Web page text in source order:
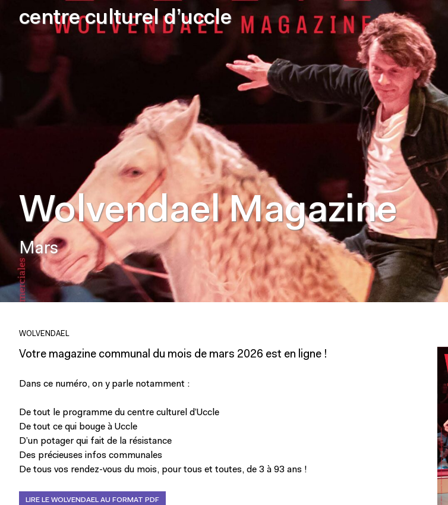
centre culturel d’uccle
Wolvendael Magazine
Mars
WOLVENDAEL
Votre magazine communal du mois de mars 2026 est en ligne !
Dans ce numéro, on y parle notamment :
De tout le programme du centre culturel d’Uccle
De tout ce qui bouge à Uccle
D’un potager qui fait de la résistance
Des précieuses infos communales
De tous vos rendez-vous du mois, pour tous et toutes, de 3 à 93 ans !
LIRE LE WOLVENDAEL AU FORMAT PDF